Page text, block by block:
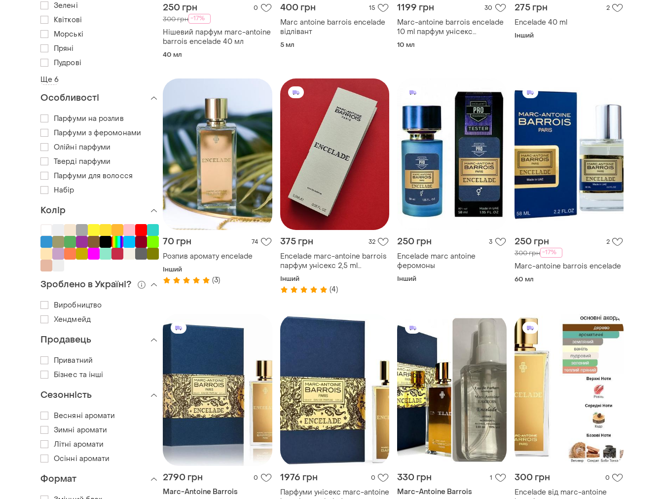
250 грн 0
300 грн -17%
Нішевий парфум marc-antoine
barrois encelade 40 мл
40 мл
400 грн 15
Marc antoine barrois encelade
відлівант
5 мл
1199 грн 30
Marc-antoine barrois encelade
10 ml парфум унісекс
(оригінал)
10 мл
275 грн 2
Encelade 40 ml
Інший
70 грн 74
Розпив аромату encelade
Інший
(3)
375 грн 32
Encelade marc-antoine barrois
парфум унісекс 2,5 ml
(оригінал)
Інший
(4)
250 грн 3
Encelade marc antoine
феромоны
Інший
250 грн 2
300 грн -17%
Marc-antoine barrois encelade
60 мл
2790 грн 0
Marc-Antoine Barrois
1976 грн 0
Парфуми унісекс marc-antoine
330 грн 1
Marc-Antoine Barrois
300 грн 0
Encelade від marc-antoine
Зелені
Квіткові
Морські
Пряні
Пудрові
Ще 6
Особливості
Парфуми на розлив
Парфуми з феромонами
Олійні парфуми
Тверді парфуми
Парфуми для волосся
Набір
Колір
Зроблено в Україні?
Виробництво
Хендмейд
Продавець
Приватний
Бізнес та інші
Сезонність
Весняні аромати
Зимні аромати
Літні аромати
Осінні аромати
Формат